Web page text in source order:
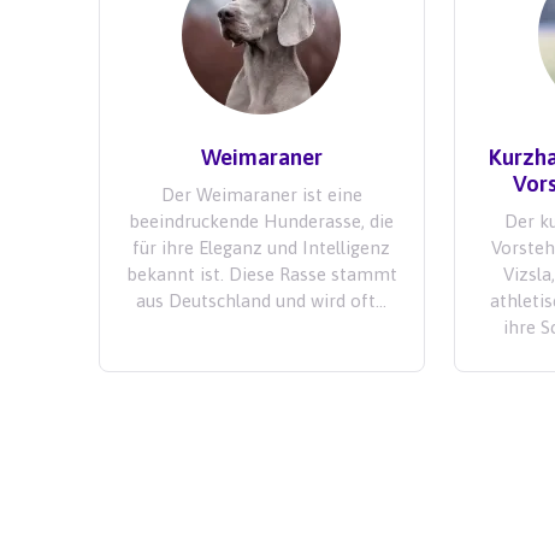
Weimaraner
Der Weimaraner ist eine
beeindruckende Hunderasse, die
für ihre Eleganz und Intelligenz
bekannt ist. Diese Rasse stammt
aus Deutschland und wird oft...
Der
ihre